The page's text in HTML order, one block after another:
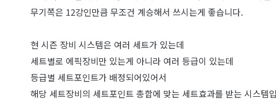
무기쪽은 12강인만큼 무조건 계승해서 쓰시는게 좋습니다.
현 시즌 장비 시스템은 여러 세트가 있는데
세트별로 에픽장비만 있는게 아니라 여러 등급이 있는데
등급별 세트포인트가 배정되어있어서
해당 세트장비의 세트포인트 총합에 맞는 세트효과를 받는 시스템